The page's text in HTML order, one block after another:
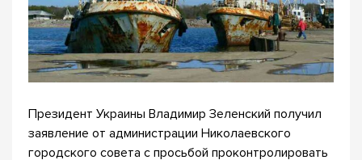
Президент Украины Владимир Зеленский получил
заявление от администрации Николаевского
городского совета с просьбой проконтролировать